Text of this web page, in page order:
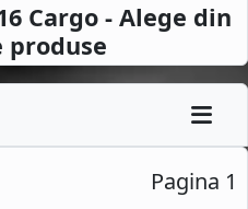
ANVELOPE
Cargo - Alege din
produse
Pagina 1